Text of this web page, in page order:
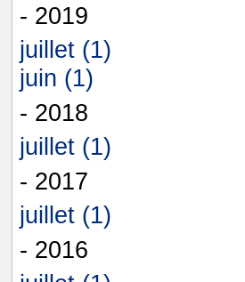
- 2019
juillet (1)
juin (1)
- 2018
juillet (1)
- 2017
juillet (1)
- 2016